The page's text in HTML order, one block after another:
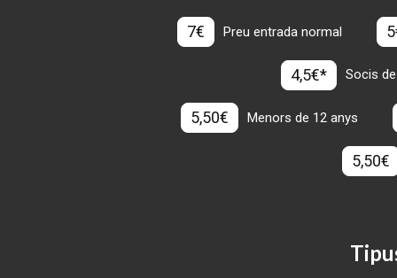
7€ Preu entrada normal
4,5€* Socis
5,50€ Menors de 12 anys
5,50€